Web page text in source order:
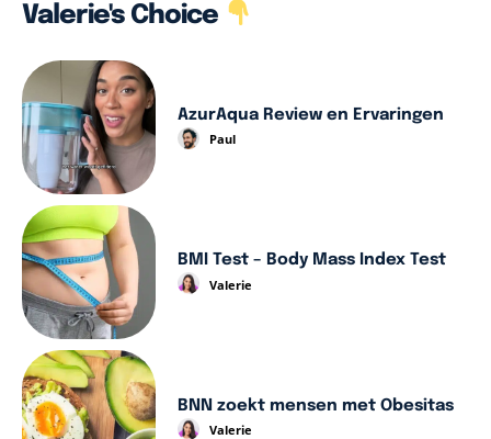
Valerie's Choice
AzurAqua Review en Ervaringen
Paul
BMI Test – Body Mass Index Test
Valerie
BNN zoekt mensen met Obesitas
Valerie